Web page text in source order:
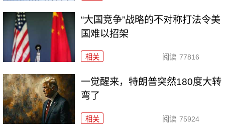
“大国竞争”战略的不对称打法令美
国难以招架
相关 阅读 77816
一觉醒来，特朗普突然180度大转
弯了
相关 阅读 75924